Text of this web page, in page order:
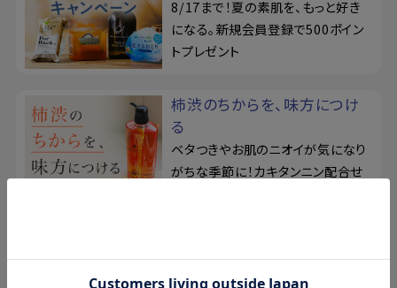
8/17まで！夏の素肌を、もっと好き
になる。新規会員登録で500ポイン
トプレゼント
柿渋のちからを、味方につけ
る
ベタつきやお肌のニオイが気になり
がちな季節に！カキタンニン配合せ
薬用保湿ケアアイテムが登場！美白
ボディローションで、バストからボデ